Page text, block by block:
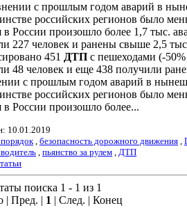
с прошлым годом аварий в
российских регионов было
в России произошло более 1,7 тыс.
227 человек и ранены свыше 2,5
451 ДТП с пешеходами (-
48 человек и еще 438 получили
с прошлым годом аварий в
российских регионов было
в России произошло более...
10.01.2019
, безопасность дорожного движения ,
, пьянство за рулем , ДТП
поиска 1 - 1 из 1
| Пред. | 1 | След. | Конец